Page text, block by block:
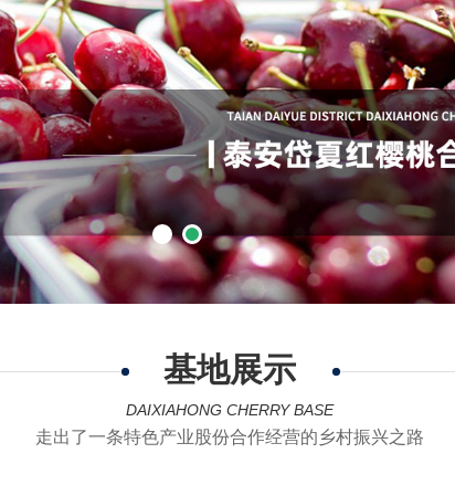
基地展示
DAIXIAHONG CHERRY BASE
走出了一条特色产业股份合作经营的乡村振兴之路